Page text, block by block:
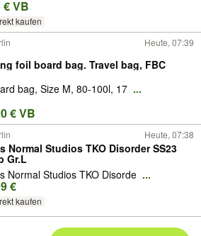
€ VB
kaufen
Heute, 07:39
foil board bag. Travel bag, FBC
bag, Size M, 80-100l, 17 ...
€ VB
Heute, 07:38
Normal Studios TKO Disorder SS23
Gr.L
Normal Studios TKO Disorde ...
€
kaufen